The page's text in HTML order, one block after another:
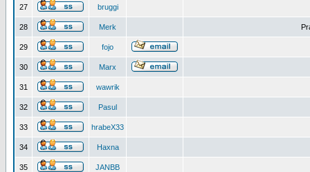
27 bruggi
28 Merk
29 fojo
30 Marx
31 wawrik
32 Pasul
33 hrabeX33
34 Haxna
35 JANBB